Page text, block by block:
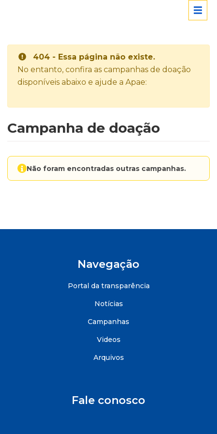
404 - Essa página não existe.
No entanto, confira as campanhas de doação
disponíveis abaixo e ajude a Apae:
Campanha de doação
Não foram encontradas outras campanhas.
Navegação
Portal da transparência
Notícias
Campanhas
Videos
Arquivos
Fale conosco